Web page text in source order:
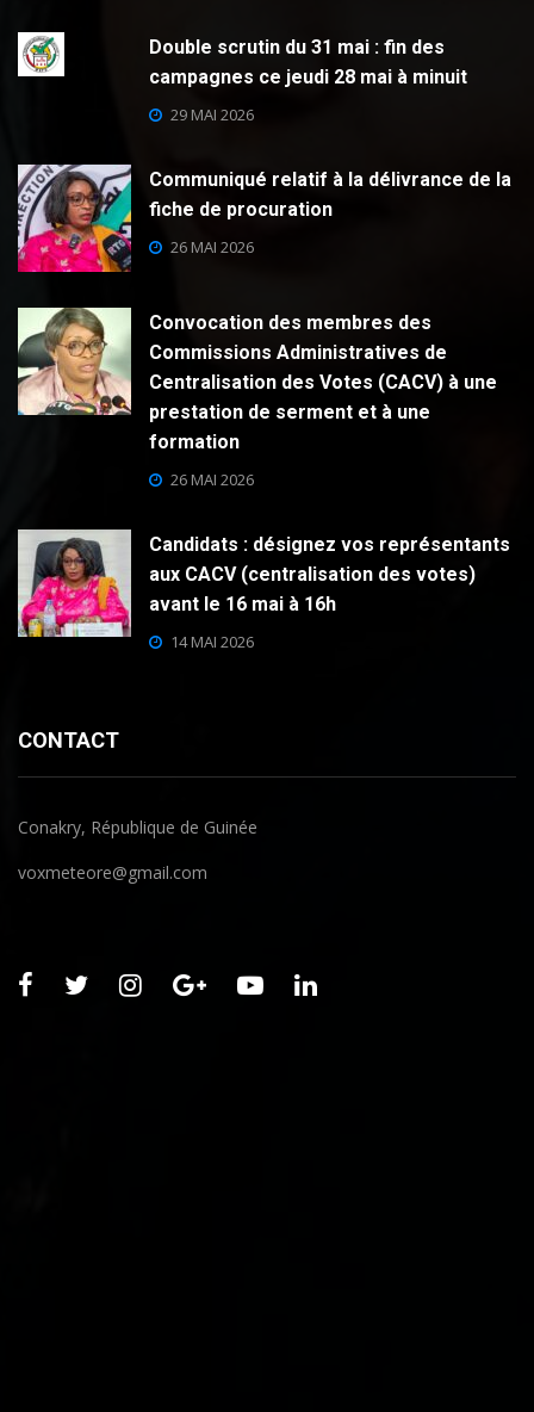
Double scrutin du 31 mai : fin des
campagnes ce jeudi 28 mai à minuit
29 MAI 2026
Communiqué relatif à la délivrance de la
fiche de procuration
26 MAI 2026
Convocation des membres des
Commissions Administratives de
Centralisation des Votes (CACV) à une
prestation de serment et à une
formation
26 MAI 2026
Candidats : désignez vos représentants
aux CACV (centralisation des votes)
avant le 16 mai à 16h
14 MAI 2026
CONTACT
Conakry, République de Guinée
voxmeteore@gmail.com